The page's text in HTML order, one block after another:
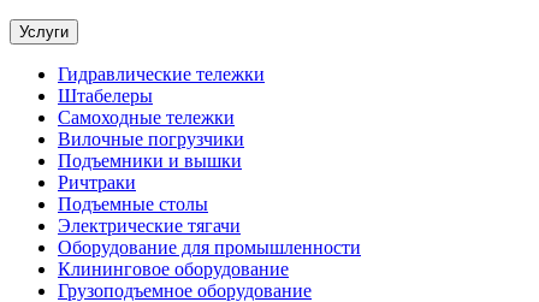
Услуги
Гидравлические тележки
Штабелеры
Самоходные тележки
Вилочные погрузчики
Подъемники и вышки
Ричтраки
Подъемные столы
Электрические тягачи
Оборудование для промышленности
Клининговое оборудование
Грузоподъемное оборудование